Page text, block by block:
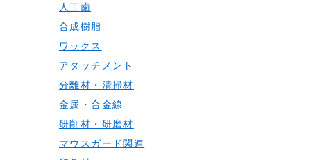
人工歯
合成樹脂
ワックス
アタッチメント
分離材・清掃材
金属・合金線
研削材・研磨材
マウスガード関連